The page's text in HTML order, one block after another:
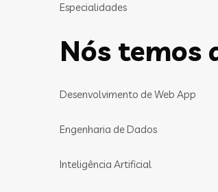
Especialidades
Nós temos
Desenvolvimento de Web App
Engenharia de Dados
Inteligência Artificial